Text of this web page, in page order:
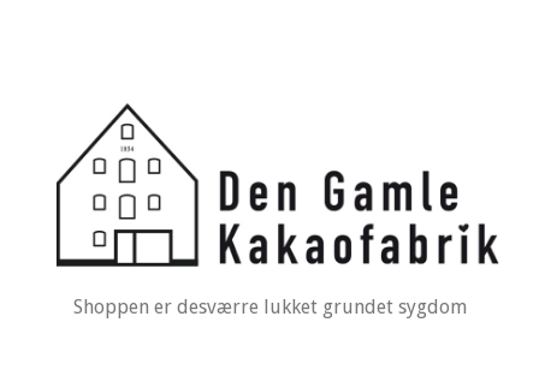
Shoppen er desværre lukket grundet sygdom